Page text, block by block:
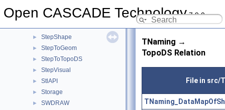
Open CASCADE Technology7.9.0
StepSelect
► StepShape
► StepToGeom
► StepToTopoDS
► StepVisual
► StlAPI
► Storage
► SWDRAW
TNaming →
TopoDS Relation
File in src/